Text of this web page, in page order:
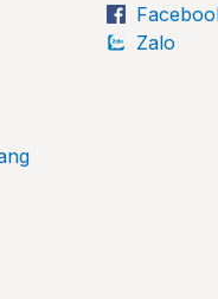
Zalo